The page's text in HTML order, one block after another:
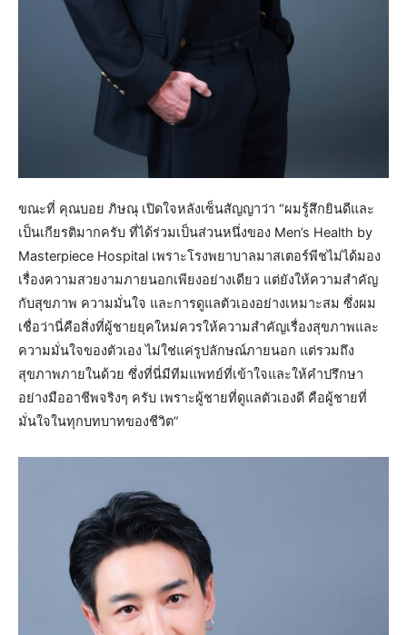
ขณะที่ คุณบอย ภิษณุ เปิดใจหลังเซ็นสัญญาว่า “ผมรู้สึกยินดีและ
เป็นเกียรติมากครับ ที่ได้ร่วมเป็นส่วนหนึ่งของ Men’s Health by
Masterpiece Hospital เพราะโรงพยาบาลมาสเตอร์พีชไม่ได้มอง
เรื่องความสวยงามภายนอกเพียงอย่างเดียว แต่ยังให้ความสำคัญ
กับสุขภาพ ความมั่นใจ และการดูแลตัวเองอย่างเหมาะสม ซึ่งผม
เชื่อว่านี่คือสิ่งที่ผู้ชายยุคใหม่ควรให้ความสำคัญเรื่องสุขภาพและ
ความมั่นใจของตัวเอง ไม่ใช่แค่รูปลักษณ์ภายนอก แต่รวมถึง
สุขภาพภายในด้วย ซึ่งที่นี่มีทีมแพทย์ที่เข้าใจและให้คำปรึกษา
อย่างมืออาชีพจริงๆ ครับ เพราะผู้ชายที่ดูแลตัวเองดี คือผู้ชายที่
มั่นใจในทุกบทบาทของชีวิต”